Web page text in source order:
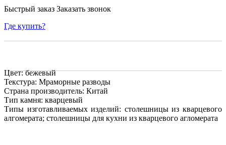
Быстрый заказ Заказать звонок
Где купить?
Цвет: бежевый
Текстура: Мраморные разводы
Страна производитель: Китай
Тип камня: кварцевый
Типы изготавливаемых изделий: столешницы из кварцевого
алгомерата; столешницы для кухни из кварцевого агломерата